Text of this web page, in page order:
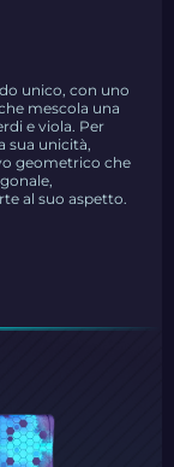
unico, con uno
mescola una
e viola. Per
sua unicità,
geometrico che
al suo aspetto.